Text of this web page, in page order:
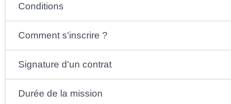
Conditions
Comment s'inscrire ?
Signature d'un contrat
Durée de la mission